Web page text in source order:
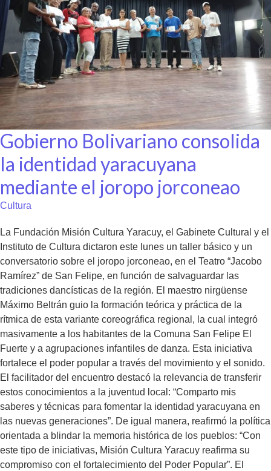
Gobierno Bolivariano consolida
la identidad yaracuyana
mediante el joropo jorconeao
Cultura
La Fundación Misión Cultura Yaracuy, el Gabinete Cultural y el
Instituto de Cultura dictaron este lunes un taller básico y un
conversatorio sobre el joropo jorconeao, en el Teatro “Jacobo
Ramírez” de San Felipe, en función de salvaguardar las
tradiciones dancísticas de la región. El maestro nirgüense
Máximo Beltrán guio la formación teórica y práctica de la
rítmica de esta variante coreográfica regional, la cual integró
masivamente a los habitantes de la Comuna San Felipe El
Fuerte y a agrupaciones infantiles de danza. Esta iniciativa
fortalece el poder popular a través del movimiento y el sonido.
El facilitador del encuentro destacó la relevancia de transferir
estos conocimientos a la juventud local: “Comparto mis
saberes y técnicas para fomentar la identidad yaracuyana en
las nuevas generaciones”. De igual manera, reafirmó la política
orientada a blindar la memoria histórica de los pueblos: “Con
este tipo de iniciativas, Misión Cultura Yaracuy reafirma su
compromiso con el fortalecimiento del Poder Popular”. El